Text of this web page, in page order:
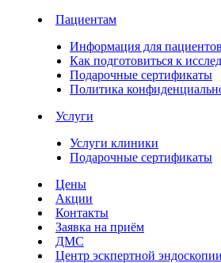
Пациентам
Информация для пациентов
Как подготовиться к
Подарочные сертификаты
Политика
Услуги
Услуги клиники
Подарочные сертификаты
Цены
Акции
Контакты
Заявка на приём
ДМС
Центр эскпертной эндоскопии